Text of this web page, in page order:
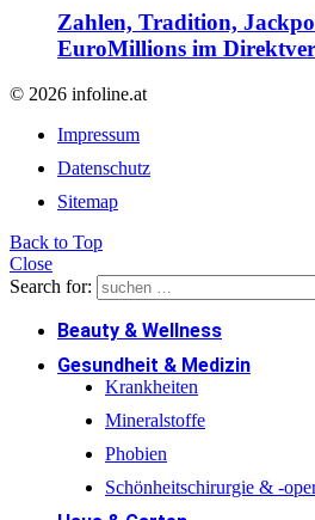
Zahlen, Tradition,
EuroMillions im
© 2026 infoline.at
Impressum
Datenschutz
Sitemap
Back to Top
Close
Search for:
Beauty & Wellness
Gesundheit & Medizin
Krankheiten
Mineralstoffe
Phobien
Schönheitschirurgie & -